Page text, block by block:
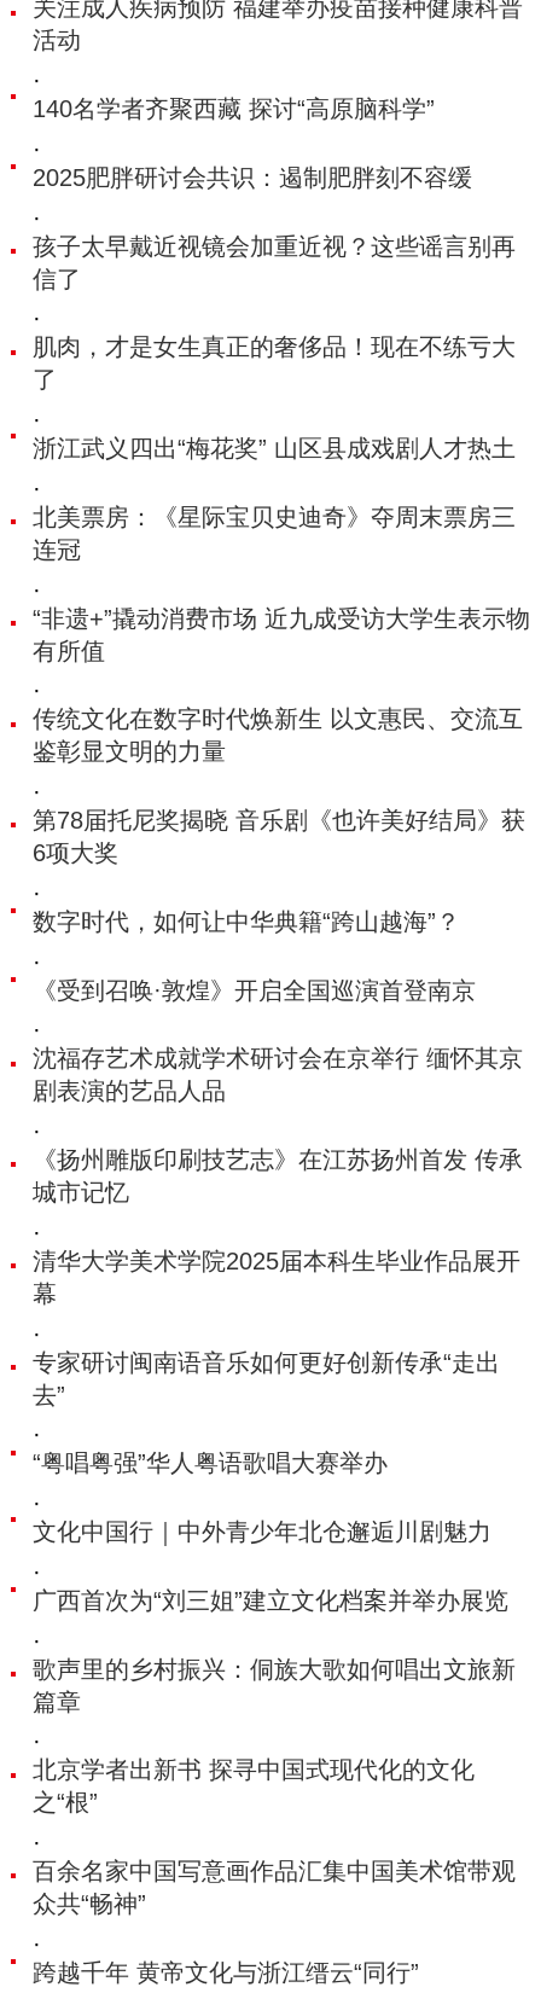
关注成人疾病预防 福建举办疫苗接种健康科普
活动
·
140名学者齐聚西藏 探讨“高原脑科学”
·
2025肥胖研讨会共识：遏制肥胖刻不容缓
·
孩子太早戴近视镜会加重近视？这些谣言别再
信了
·
肌肉，才是女生真正的奢侈品！现在不练亏大
了
·
浙江武义四出“梅花奖” 山区县成戏剧人才热土
·
北美票房：《星际宝贝史迪奇》夺周末票房三
连冠
·
“非遗+”撬动消费市场 近九成受访大学生表示物
有所值
·
传统文化在数字时代焕新生 以文惠民、交流互
鉴彰显文明的力量
·
第78届托尼奖揭晓 音乐剧《也许美好结局》获
6项大奖
·
数字时代，如何让中华典籍“跨山越海”？
·
《受到召唤·敦煌》开启全国巡演首登南京
·
沈福存艺术成就学术研讨会在京举行 缅怀其京
剧表演的艺品人品
·
《扬州雕版印刷技艺志》在江苏扬州首发 传承
城市记忆
·
清华大学美术学院2025届本科生毕业作品展开
幕
·
专家研讨闽南语音乐如何更好创新传承“走出
去”
·
“粤唱粤强”华人粤语歌唱大赛举办
·
文化中国行｜中外青少年北仓邂逅川剧魅力
·
广西首次为“刘三姐”建立文化档案并举办展览
·
歌声里的乡村振兴：侗族大歌如何唱出文旅新
篇章
·
北京学者出新书 探寻中国式现代化的文化
之“根”
·
百余名家中国写意画作品汇集中国美术馆带观
众共“畅神”
·
跨越千年 黄帝文化与浙江缙云“同行”